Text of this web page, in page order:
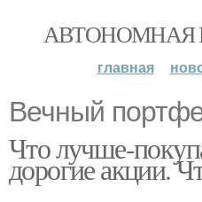
АВТОНОМНАЯ
главная
Вечный
Что лучше-
дорогие акции.